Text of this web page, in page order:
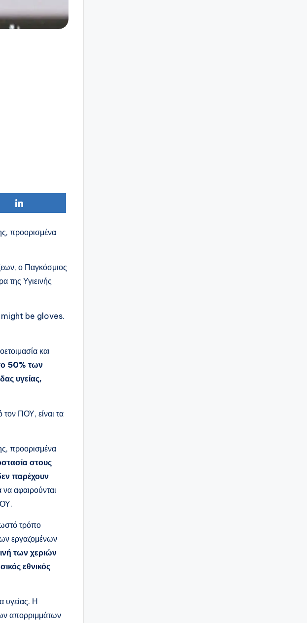
προορισμένα
ο Παγκόσμιος
της Υγιεινής
might be gloves.
και
50% των
υγείας,
ΠΟΥ, είναι τα
προορισμένα
στους
παρέχουν
αφαιρούνται
τρόπο
εργαζομένων
των χεριών
εθνικός
υγείας. Η
απορριμμάτων